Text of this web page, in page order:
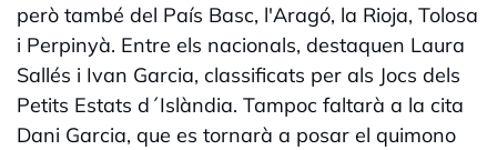
però també del País Basc, l'Aragó, la Rioja, Tolosa
i Perpinyà. Entre els nacionals, destaquen Laura
Sallés i Ivan Garcia, classificats per als Jocs dels
Petits Estats d´Islàndia. Tampoc faltarà a la cita
Dani Garcia, que es tornarà a posar el quimono